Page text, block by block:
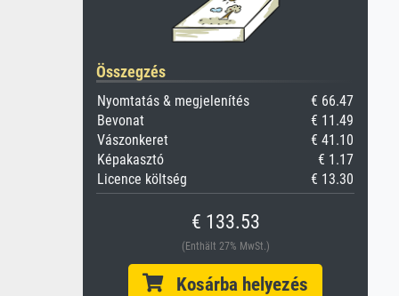
Összegzés
Nyomtatás & megjelenítés
€ 66.47
Bevonat
€ 11.49
Vászonkeret
€ 41.10
Képakasztó
€ 1.17
Licence költség
€ 13.30
€ 133.53
(Enthält 27% MwSt.)
Kosárba helyezés